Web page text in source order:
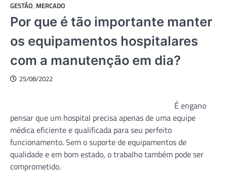
GESTÃO, MERCADO
Por que é tão importante manter
os equipamentos hospitalares
com a manutenção em dia?
25/08/2022
É engano
pensar que um hospital precisa apenas de uma equipe
médica eficiente e qualificada para seu perfeito
funcionamento. Sem o suporte de equipamentos de
qualidade e em bom estado, o trabalho também pode ser
comprometido.